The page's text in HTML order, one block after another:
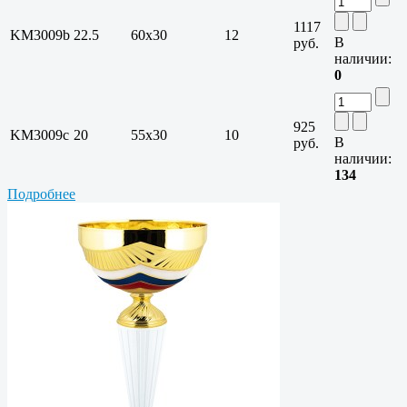
KM3009b 22.5 60х30 12
1117
руб.
В
наличии:
0
KM3009c 20 55х30 10
925
руб.
В
наличии:
134
Подробнее